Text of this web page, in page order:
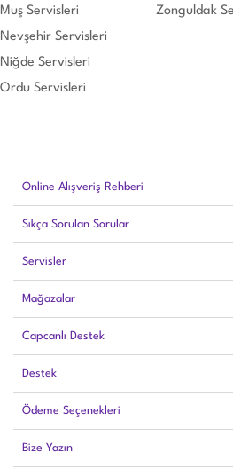
Online Alışveriş Rehberi
Sıkça Sorulan Sorular
Servisler
Mağazalar
Capcanlı Destek
Destek
Ödeme Seçenekleri
Bize Yazın
Muş Servisleri
Nevşehir Servisleri
Niğde Servisleri
Ordu Servisleri
Zonguldak